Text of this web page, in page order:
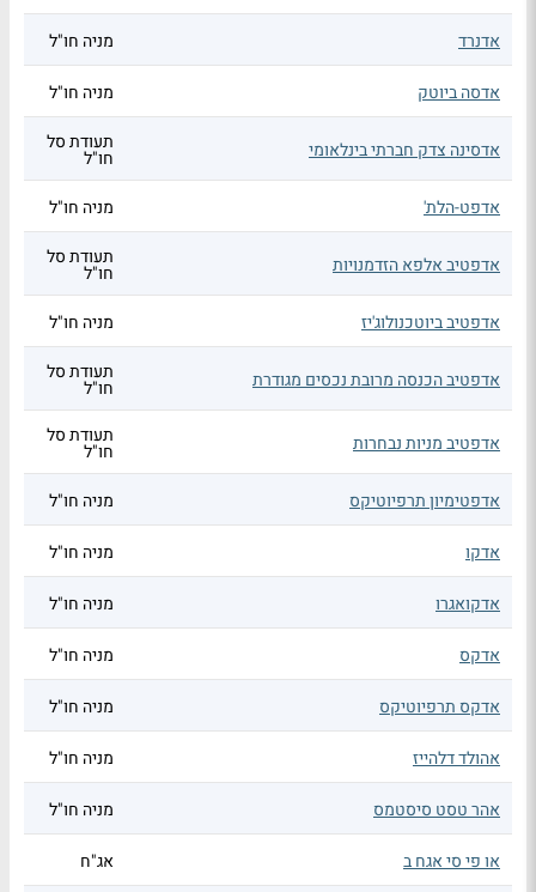
אדנרד מניה חו"ל
אדסה ביוטק מניה חו"ל
אדסינה צדק חברתי בינלאומי תעודת סל
חו"ל
אדפט-הלת'
מניה חו"ל
אדפטיב אלפא הזדמנויות תעודת סל
חו"ל
אדפטיב ביוטכנולוג'יז
מניה חו"ל
אדפטיב הכנסה מרובת נכסים מגודרת תעודת סל
חו"ל
אדפטיב מניות נבחרות תעודת סל
חו"ל
אדפטימיון תרפיוטיקס
מניה חו"ל
אדקו מניה חו"ל
אדקואגרו מניה חו"ל
אדקס מניה חו"ל
אדקס תרפיוטיקס מניה חו"ל
אהולד דלהייז מניה חו"ל
אהר טסט סיסטמס מניה חו"ל
או פי סי אגח ב אג"ח